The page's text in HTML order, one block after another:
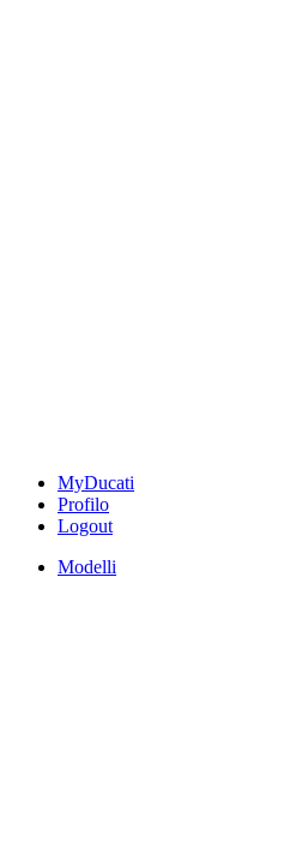
MyDucati
Profilo
Logout
Modelli